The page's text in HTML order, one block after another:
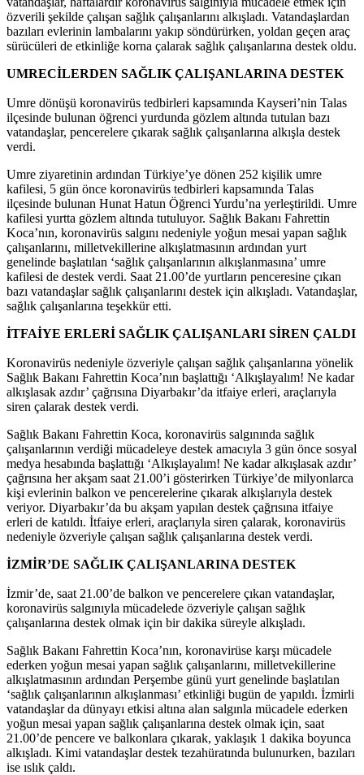
özverili şekilde çalışan sağlık çalışanlarını alkışladı. Vatandaşlardan
bazıları evlerinin lambalarını yakıp söndürürken, yoldan geçen araç
sürücüleri de etkinliğe korna çalarak sağlık çalışanlarına destek oldu.
UMRECİLERDEN SAĞLIK ÇALIŞANLARINA DESTEK
Umre dönüşü koronavirüs tedbirleri kapsamında Kayseri’nin Talas
ilçesinde bulunan öğrenci yurdunda gözlem altında tutulan bazı
vatandaşlar, pencerelere çıkarak sağlık çalışanlarına alkışla destek
verdi.
Umre ziyaretinin ardından Türkiye’ye dönen 252 kişilik umre
kafilesi, 5 gün önce koronavirüs tedbirleri kapsamında Talas
ilçesinde bulunan Hunat Hatun Öğrenci Yurdu’na yerleştirildi. Umre
kafilesi yurtta gözlem altında tutuluyor. Sağlık Bakanı Fahrettin
Koca’nın, koronavirüs salgını nedeniyle yoğun mesai yapan sağlık
çalışanlarını, milletvekillerine alkışlatmasının ardından yurt
genelinde başlatılan ‘sağlık çalışanlarının alkışlanmasına’ umre
kafilesi de destek verdi. Saat 21.00’de yurtların penceresine çıkan
bazı vatandaşlar sağlık çalışanlarını destek için alkışladı. Vatandaşlar,
sağlık çalışanlarına teşekkür etti.
İTFAİYE ERLERİ SAĞLIK ÇALIŞANLARI SİREN ÇALDI
Koronavirüs nedeniyle özveriyle çalışan sağlık çalışanlarına yönelik
Sağlık Bakanı Fahrettin Koca’nın başlattığı ‘Alkışlayalım! Ne kadar
alkışlasak azdır’ çağrısına Diyarbakır’da itfaiye erleri, araçlarıyla
siren çalarak destek verdi.
Sağlık Bakanı Fahrettin Koca, koronavirüs salgınında sağlık
çalışanlarının verdiği mücadeleye destek amacıyla 3 gün önce sosyal
medya hesabında başlattığı ‘Alkışlayalım! Ne kadar alkışlasak azdır’
çağrısına her akşam saat 21.00’i gösterirken Türkiye’de milyonlarca
kişi evlerinin balkon ve pencerelerine çıkarak alkışlarıyla destek
veriyor. Diyarbakır’da bu akşam yapılan destek çağrısına itfaiye
erleri de katıldı. İtfaiye erleri, araçlarıyla siren çalarak, koronavirüs
nedeniyle özveriyle çalışan sağlık çalışanlarına destek verdi.
İZMİR’DE SAĞLIK ÇALIŞANLARINA DESTEK
İzmir’de, saat 21.00’de balkon ve pencerelere çıkan vatandaşlar,
koronavirüs salgınıyla mücadelede özveriyle çalışan sağlık
çalışanlarına destek olmak için bir dakika süreyle alkışladı.
Sağlık Bakanı Fahrettin Koca’nın, koronavirüse karşı mücadele
ederken yoğun mesai yapan sağlık çalışanlarını, milletvekillerine
alkışlatmasının ardından Perşembe günü yurt genelinde başlatılan
‘sağlık çalışanlarının alkışlanması’ etkinliği bugün de yapıldı. İzmirli
vatandaşlar da dünyayı etkisi altına alan salgınla mücadele ederken
yoğun mesai yapan sağlık çalışanlarına destek olmak için, saat
21.00’de pencere ve balkonlara çıkarak, yaklaşık 1 dakika boyunca
alkışladı. Kimi vatandaşlar destek tezahüratında bulunurken, bazıları
ise ıslık çaldı.